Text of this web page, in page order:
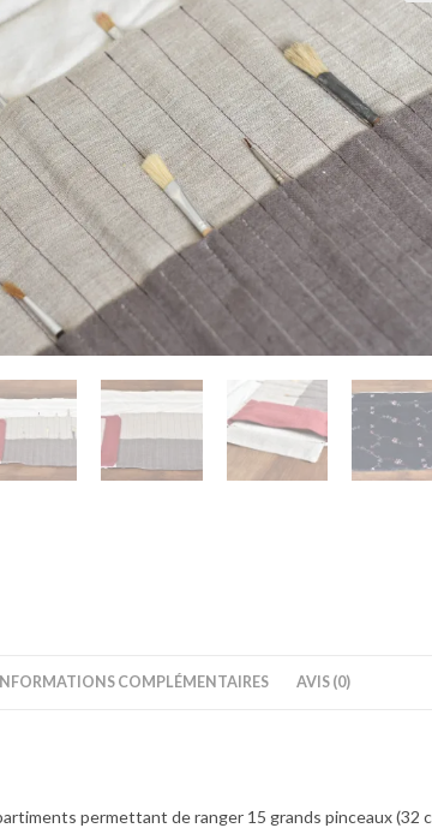
INFORMATIONS COMPLÉMENTAIRES AVIS (0)
permettant de ranger 15 grands pinceaux (32